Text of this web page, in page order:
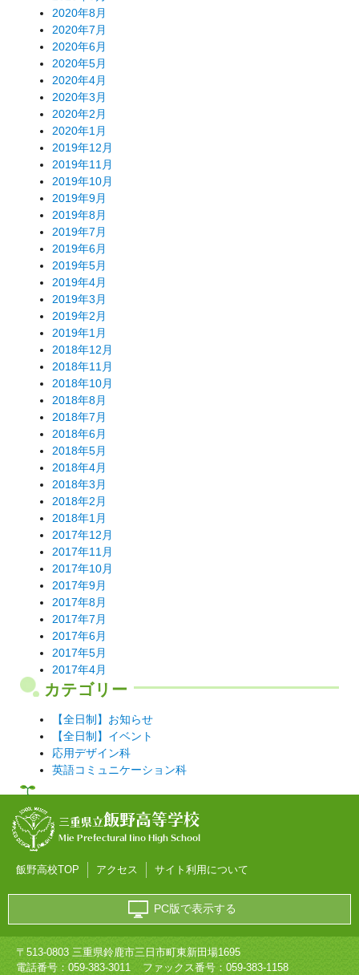
2020年8月
2020年7月
2020年6月
2020年5月
2020年4月
2020年3月
2020年2月
2020年1月
2019年12月
2019年11月
2019年10月
2019年9月
2019年8月
2019年7月
2019年6月
2019年5月
2019年4月
2019年3月
2019年2月
2019年1月
2018年12月
2018年11月
2018年10月
2018年8月
2018年7月
2018年6月
2018年5月
2018年4月
2018年3月
2018年2月
2018年1月
2017年12月
2017年11月
2017年10月
2017年9月
2017年8月
2017年7月
2017年6月
2017年5月
2017年4月
カテゴリー
【全日制】お知らせ
【全日制】イベント
応用デザイン科
英語コミュニケーション科
三重県立飯野高等学校
Mie Prefectural Iino High School
飯野高校TOP アクセス サイト利用について
PC版で表示する
〒513-0803 三重県鈴鹿市三日市町東新田場1695
電話番号： 059-383-3011 ファックス番号：059-383-1158